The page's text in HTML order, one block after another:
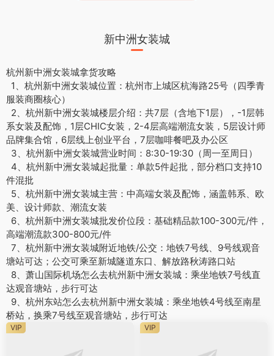
新中洲女装城
杭州新中洲女装城拿货攻略
1、杭州新中洲女装城位置：杭州市上城区杭海路25号（四季青
服装商圈核心）
2、杭州新中洲女装城楼层介绍：共7层（含地下1层），-1层韩
系女装及配饰，1层CHIC女装，2-4层高端潮流女装，5层设计师
品牌集合馆，6层线上创业平台，7层咖啡餐吧及办公区
3、杭州新中洲女装城营业时间：8:30-19:30（周一至周日）
4、杭州新中洲女装城起批量：单款5件起批，部分档口支持10
件混批
5、杭州新中洲女装城主营：中高端女装及配饰，涵盖韩系、欧
美、设计师款、潮流女装
6、杭州新中洲女装城批发价位段：基础精品款100-300元/件，
高端潮流款300-800元/件
7、杭州新中洲女装城附近地铁/公交：地铁7号线、9号线观音
塘站可达；公交可乘至新城隧道东口、解放路秋涛路口站
8、萧山国际机场怎么去杭州新中洲女装城：乘坐地铁7号线直
达观音塘站，步行可达
9、杭州东站怎么去杭州新中洲女装城：乘坐地铁4号线至南星
桥站，换乘7号线至观音塘站，步行可达
VIP VIP